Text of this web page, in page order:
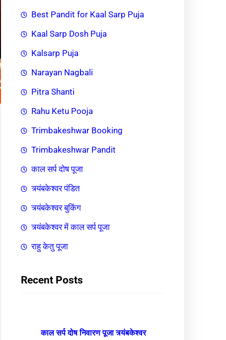
Best Pandit for Kaal Sarp Puja
Kaal Sarp Dosh Puja
Kalsarp Puja
Narayan Nagbali
Pitra Shanti
Rahu Ketu Pooja
Trimbakeshwar Booking
Trimbakeshwar Pandit
काल सर्प दोष पूजा
त्र्यंबकेश्वर पंडित
त्र्यंबकेश्वर बुकिंग
त्र्यंबकेश्वर में काल सर्प पूजा
राहु केतु पूजा
Recent Posts
काल सर्प दोष निवारण पूजा त्र्यंबकेश्वर